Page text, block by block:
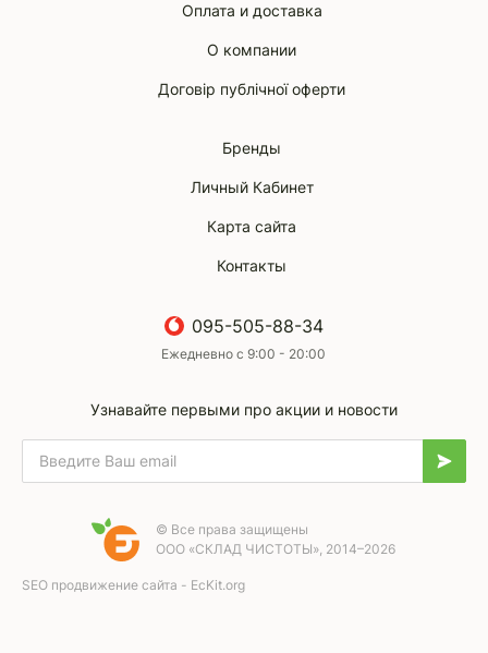
Оплата и доставка
О компании
Договір публічної оферти
Бренды
Личный Кабинет
Карта сайта
Контакты
095-505-88-34
Ежедневно с 9:00 - 20:00
Узнавайте первыми про акции и новости
© Все права защищены
ООО «СКЛАД ЧИСТОТЫ», 2014–2026
SEO продвижение сайта - EcKit.org